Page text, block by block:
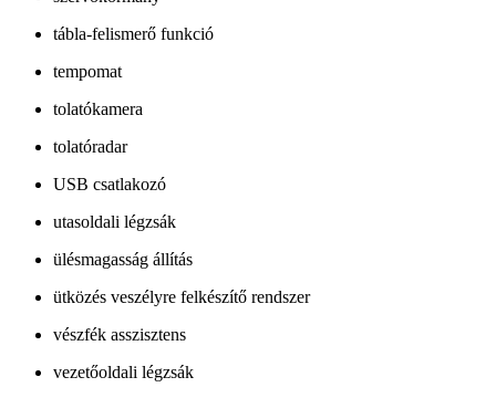
tábla-felismerő funkció
tempomat
tolatókamera
tolatóradar
USB csatlakozó
utasoldali légzsák
ülésmagasság állítás
ütközés veszélyre felkészítő rendszer
vészfék asszisztens
vezetőoldali légzsák